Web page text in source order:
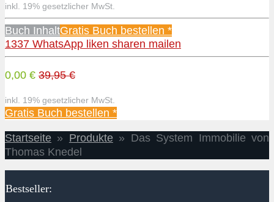
inkl. 19% gesetzlicher MwSt.
Buch InhaltGratis Buch bestellen *
1337 WhatsApp liken sharen mailen
0,00 € 39,95 €
inkl. 19% gesetzlicher MwSt.
Gratis Buch bestellen *
Startseite » Produkte» Das System Immobilie von
Thomas Knedel
Bestseller: